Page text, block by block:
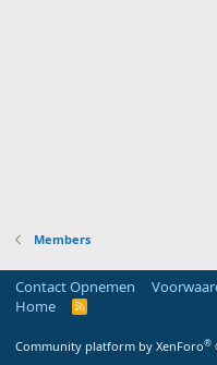
Members
Contact Opnemen
Home
R
Community platform by XenForo®